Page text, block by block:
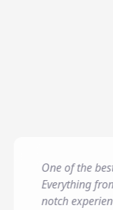
One of the
Everything
notch